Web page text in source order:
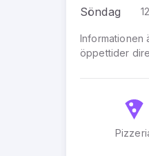
Söndag
Informationen
öppettider